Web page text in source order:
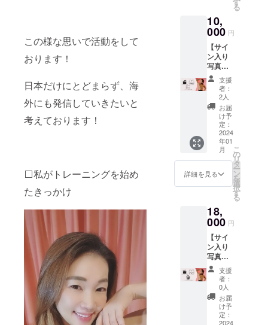
この様な思いで活動をして
おります！
日本だけにとどまらず、海
外にも発信していきたいと
考えております！
⬜️私がトレーニングを始め
たきっかけ
サイン
入り写
真集
ご本人
の直筆
サイン
入り写
真集を
１冊 ■
お礼
メッ
セージ
動画
ご本人
が撮影
したお
礼動画
につい
ては本
文をご
参照下
さい。
※メール
アドレ
スのお
間違い
がない
ようお
願い致
る
10,
000 円
【サイ
ン入り
写真集
＋サイ
ン入り
生写真
10 枚＋
お礼
メッ
セージ
動画】
写真集
と生写
真にラ
ンダム
に１枚
を入れ
てお届
けしま
す。写
真は今
回の写
真集に
掲載で
きな
かった
画像を
10枚お
支援
者：
2人
お届
け予
定：
2024
年01
月
詳細を見る
こ
の
リ
タ
ー
ン
を
選
択
す
る
18,
000 円
【サイ
ン入り
写真集
＋オン
ライン
おしゃ
べり（
60分 ）
＋お礼
支援
者：
0人
お届
け予
定：
2024